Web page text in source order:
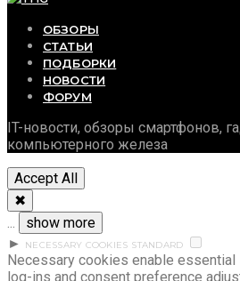
ОБЗОРЫ
СТАТЬИ
ПОДБОРКИ
НОВОСТИ
ФОРУМ
IT-новости, обзоры смартфонов,
компьютерного железа
Accept All
✖
...
show more
►
NECESSARY COOKIES STANDARD
Necessary cookies enable
log-ins and consent preference